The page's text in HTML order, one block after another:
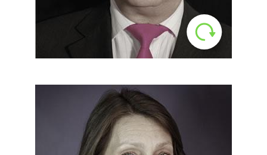
LinkedIn
Kiss Julianna
Ügyvezető igazgató, tanácsadó,